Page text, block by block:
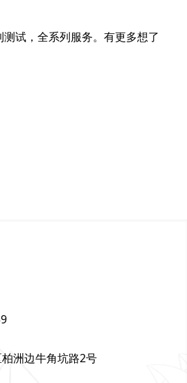
试，全系列服务。有更多想了
洲边牛角坑路2号